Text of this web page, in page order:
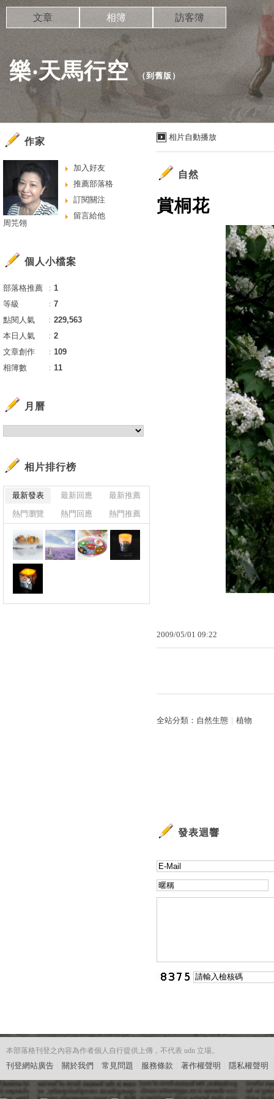
樂‧天馬行空 （到舊版 ）
文章 相簿 訪客簿
相片自動播放
自然
賞桐花
2009/05/01 09:22
全站分類： 自然生態 植物
發表迴響
作家
加入好友
推薦部落格
訂閱關注
留言給他
周笎翎
個人小檔案
部落格推薦 ： 1
等級
： 7
點閱人氣
： 229,563
本日人氣
： 2
文章創作
： 109
相簿數
： 11
月曆
相片排行榜
最新發表 最新回應
最新推薦
熱門瀏覽
熱門回應 熱門推薦
本部落格刊登之內容為作者個人自行提供上傳，不代表 udn 立場。
刊登網站廣告 關於我們 常見問題 服務條款 著作權聲明 隱私權聲明